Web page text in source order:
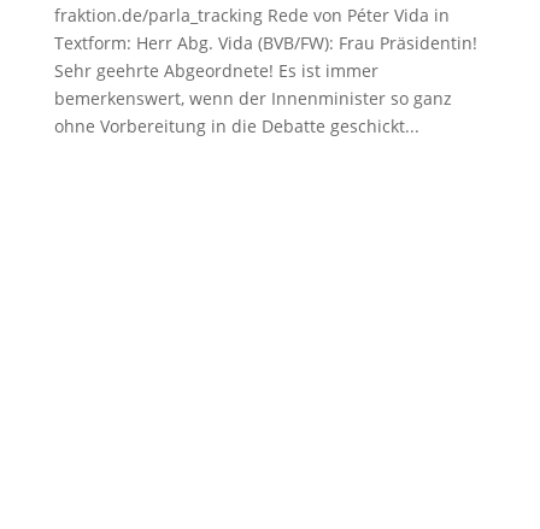
fraktion.de/parla_tracking Rede von Péter Vida in
Textform: Herr Abg. Vida (BVB/FW): Frau Präsidentin!
Sehr geehrte Abgeordnete! Es ist immer
bemerkenswert, wenn der Innenminister so ganz
ohne Vorbereitung in die Debatte geschickt...